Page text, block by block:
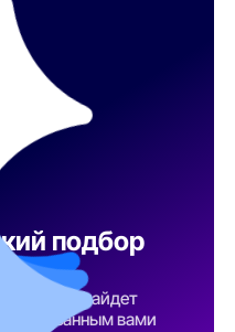
подбор
найдет
указанным вами